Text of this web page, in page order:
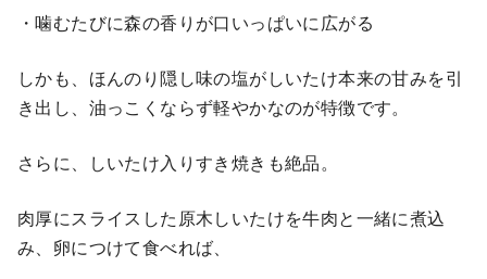
・噛むたびに森の香りが口いっぱいに広がる
しかも、ほんのり隠し味の塩がしいたけ本来の甘みを引
き出し、油っこくならず軽やかなのが特徴です。
さらに、しいたけ入りすき焼きも絶品。
肉厚にスライスした原木しいたけを牛肉と一緒に煮込
み、卵につけて食べれば、